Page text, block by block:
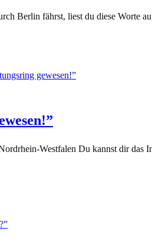
Berlin fährst, liest du diese
Westfalen Du kannst dir